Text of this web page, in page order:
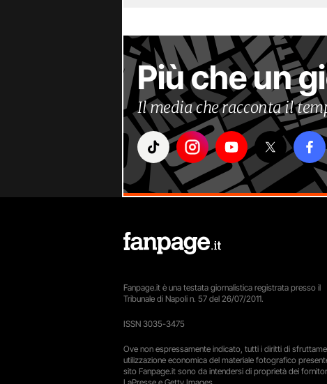
Più che un
Il media che racconta il
Fanpage.it è una testata giornalistica registrata presso il
Tribunale di Napoli n. 57 del 26/07/2011.
ISSN 3035-3475
Ove non espressamente indicato, tutti i diritti di
utilizzazione economica del materiale fotografico
sito Fanpage.it sono da intendersi di proprietà dei